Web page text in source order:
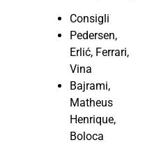
Consigli
Pedersen,
Erlić, Ferrari,
Vina
Bajrami,
Matheus
Henrique,
Boloca